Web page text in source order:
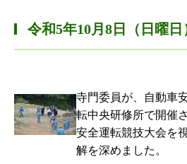
令和5年10月8日（日曜日
寺門委員が、自動車
転中央研修所で開催
安全運転競技大会を
解を深めました。